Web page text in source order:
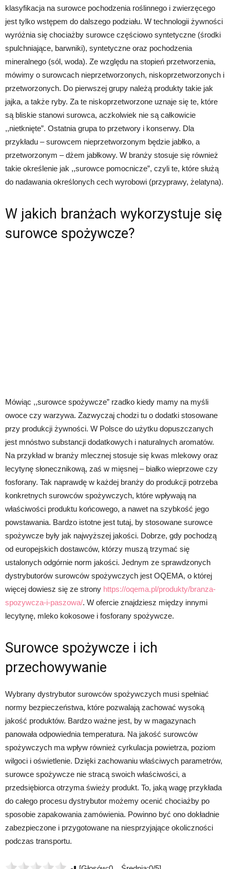
klasyfikacja na surowce pochodzenia roślinnego i zwierzęcego
jest tylko wstępem do dalszego podziału. W technologii żywności
wyróżnia się chociażby surowce częściowo syntetyczne (środki
spulchniające, barwniki), syntetyczne oraz pochodzenia
mineralnego (sól, woda). Ze względu na stopień przetworzenia,
mówimy o surowcach nieprzetworzonych, niskoprzetworzonych i
przetworzonych. Do pierwszej grupy należą produkty takie jak
jajka, a także ryby. Za te niskoprzetworzone uznaje się te, które
są bliskie stanowi surowca, aczkolwiek nie są całkowicie
,,nietknięte”. Ostatnia grupa to przetwory i konserwy. Dla
przykładu – surowcem nieprzetworzonym będzie jabłko, a
przetworzonym – dżem jabłkowy. W branży stosuje się również
takie określenie jak ,,surowce pomocnicze”, czyli te, które służą
do nadawania określonych cech wyrobowi (przyprawy, żelatyna).
W jakich branżach wykorzystuje się
surowce spożywcze?
Mówiąc ,,surowce spożywcze” rzadko kiedy mamy na myśli
owoce czy warzywa. Zazwyczaj chodzi tu o dodatki stosowane
przy produkcji żywności. W Polsce do użytku dopuszczanych
jest mnóstwo substancji dodatkowych i naturalnych aromatów.
Na przykład w branży mlecznej stosuje się kwas mlekowy oraz
lecytynę słonecznikową, zaś w mięsnej – białko wieprzowe czy
fosforany. Tak naprawdę w każdej branży do produkcji potrzeba
konkretnych surowców spożywczych, które wpływają na
właściwości produktu końcowego, a nawet na szybkość jego
powstawania. Bardzo istotne jest tutaj, by stosowane surowce
spożywcze były jak najwyższej jakości. Dobrze, gdy pochodzą
od europejskich dostawców, którzy muszą trzymać się
ustalonych odgórnie norm jakości. Jednym ze sprawdzonych
dystrybutorów surowców spożywczych jest OQEMA, o której
więcej dowiesz się ze strony https://oqema.pl/produkty/branza-
spozywcza-i-paszowa/. W ofercie znajdziesz między innymi
lecytynę, mleko kokosowe i fosforany spożywcze.
Surowce spożywcze i ich
przechowywanie
Wybrany dystrybutor surowców spożywczych musi spełniać
normy bezpieczeństwa, które pozwalają zachować wysoką
jakość produktów. Bardzo ważne jest, by w magazynach
panowała odpowiednia temperatura. Na jakość surowców
spożywczych ma wpływ również cyrkulacja powietrza, poziom
wilgoci i oświetlenie. Dzięki zachowaniu właściwych parametrów,
surowce spożywcze nie stracą swoich właściwości, a
przedsiębiorca otrzyma świeży produkt. To, jaką wagę przykłada
do całego procesu dystrybutor możemy ocenić chociażby po
sposobie zapakowania zamówienia. Powinno być ono dokładnie
zabezpieczone i przygotowane na niesprzyjające okoliczności
podczas transportu.